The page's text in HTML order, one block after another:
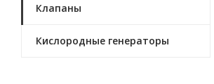
Клапаны
Кислородные генераторы